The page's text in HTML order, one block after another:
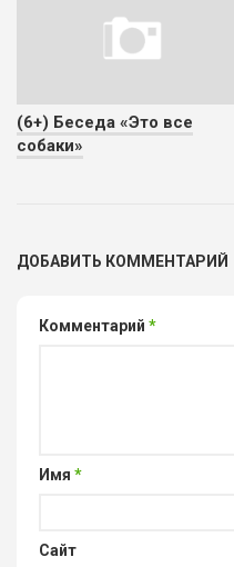
(6+) Беседа «Это все
собаки»
ДОБАВИТЬ КОММЕНТАРИЙ
Комментарий *
Имя *
Сайт